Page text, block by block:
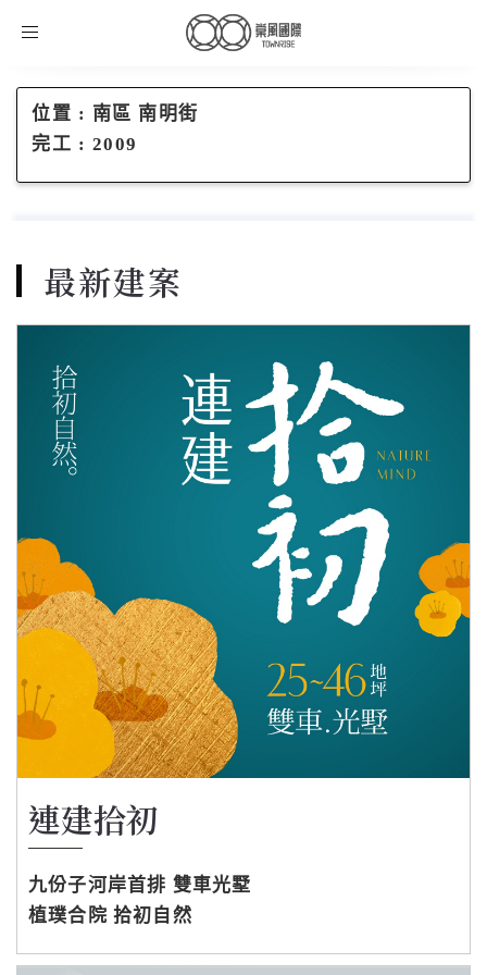
Toggle
位置 : 南區 南明街
完工 : 2009
最新建案
連建拾初
九份子河岸首排 雙車光墅
植璞合院 拾初自然